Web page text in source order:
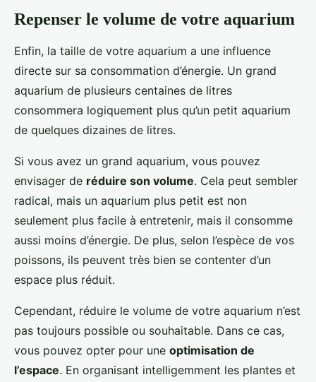
Repenser le volume de votre aquarium
Enfin, la taille de votre aquarium a une influence
directe sur sa consommation d’énergie. Un grand
aquarium de plusieurs centaines de litres
consommera logiquement plus qu’un petit aquarium
de quelques dizaines de litres.
Si vous avez un grand aquarium, vous pouvez
envisager de réduire son volume. Cela peut sembler
radical, mais un aquarium plus petit est non
seulement plus facile à entretenir, mais il consomme
aussi moins d’énergie. De plus, selon l’espèce de vos
poissons, ils peuvent très bien se contenter d’un
espace plus réduit.
Cependant, réduire le volume de votre aquarium n’est
pas toujours possible ou souhaitable. Dans ce cas,
vous pouvez opter pour une optimisation de
l’espace. En organisant intelligemment les plantes et